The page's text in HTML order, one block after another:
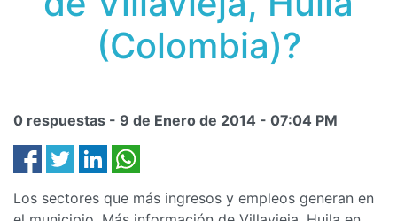
(Colombia)?
0 respuestas - 9 de Enero de 2014 - 07:04 PM
Los sectores que más ingresos y empleos generan en